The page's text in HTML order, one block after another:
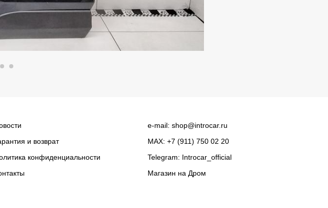
и возврат
конфиденциальности
e-mail: shop@introcar.ru
MAX: +7 (911) 750 02 20
Telegram: Introcar_official
Магазин на Дром